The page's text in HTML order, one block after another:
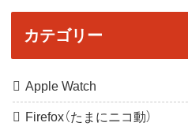
カテゴリー
Apple Watch
Firefox（たまにニコ動）